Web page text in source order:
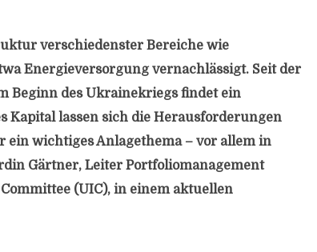
verschiedenster Bereiche wie
Energieversorgung vernachlässigt. Seit der
Beginn des Ukrainekriegs findet ein
Kapital lassen sich die Herausforderungen
wichtiges Anlagethema – vor allem in
Gärtner, Leiter Portfoliomanagement
(UIC), in einem aktuellen